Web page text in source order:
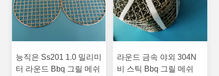
능직은 Ss201 1.0 밀리미
터 라운드 Bbq 그릴 메쉬
라운드 금속 야외 304N
비 스틱 Bbq 그릴 메쉬